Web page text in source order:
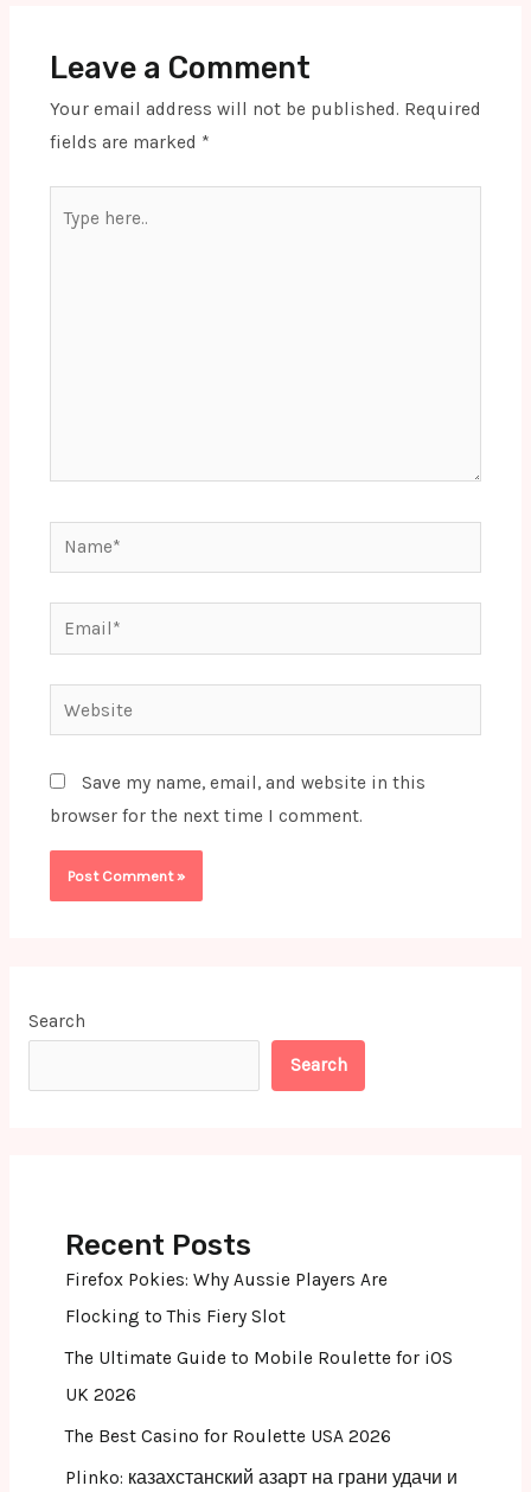
Leave a Comment
Your email address will not be published. Required
fields are marked *
here..
Name*
Email*
Website
Save my name, email, and website in this
browser for the next time I comment.
Search
Search
Recent Posts
Firefox Pokies: Why Aussie Players Are
Flocking to This Fiery Slot
The Ultimate Guide to Mobile Roulette for iOS
UK 2026
The Best Casino for Roulette USA 2026
Plinko: казахстанский азарт на грани удачи и